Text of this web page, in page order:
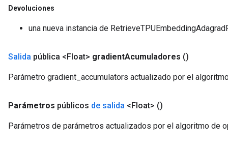
Devoluciones
una nueva instancia de
Salida pública <Float> gradientAcumuladores ()
Parámetro gradient_accumulators actualizado por el
Parámetros públicos de salida <Float> ()
Parámetros de parámetros actualizados por el algoritmo de